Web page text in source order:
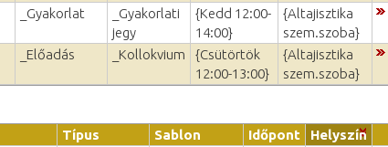
_Gyakorlat
_Gyakorlati
jegy
{Kedd 12:00-
14:00}
{Altajisztika
szem.szoba}
_Előadás _Kollokvium
{Csütörtök
12:00-13:00}
{Altajisztika
szem.szoba}
Típus Sablon Időpont
Helyszín